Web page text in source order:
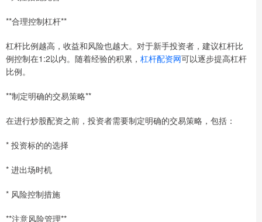
**合理控制杠杆**
杠杆比例越高，收益和风险也越大。对于新手投资者，建议杠杆比
例控制在1:2以内。随着经验的积累， 杠杆配资网可以逐步提高杠杆
比例。
**制定明确的交易策略**
在进行炒股配资之前，投资者需要制定明确的交易策略，包括：
* 投资标的的选择
* 进出场时机
* 风险控制措施
**注意风险管理**